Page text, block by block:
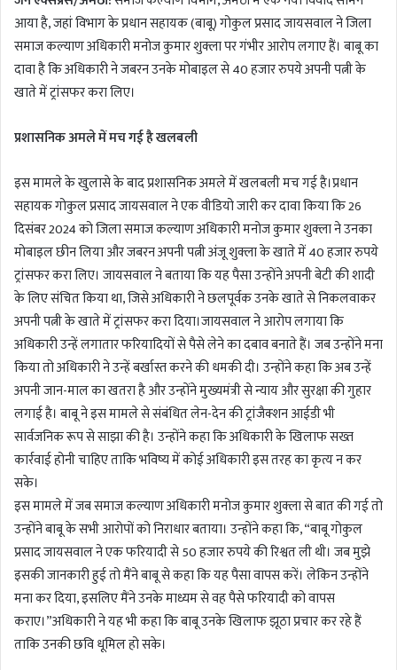
आया है, जहां विभाग के प्रधान सहायक (बाबू) गोकुल प्रसाद जायसवाल ने जिला
समाज कल्याण अधिकारी मनोज कुमार शुक्ला पर गंभीर आरोप लगाए हैं। बाबू का
दावा है कि अधिकारी ने जबरन उनके मोबाइल से 40 हजार रुपये अपनी पत्नी के
खाते में ट्रांसफर करा लिए।
प्रशासनिक अमले में मच गई है खलबली
इस मामले के खुलासे के बाद प्रशासनिक अमले में खलबली मच गई है।प्रधान
सहायक गोकुल प्रसाद जायसवाल ने एक वीडियो जारी कर दावा किया कि 26
दिसंबर 2024 को जिला समाज कल्याण अधिकारी मनोज कुमार शुक्ला ने उनका
मोबाइल छीन लिया और जबरन अपनी पत्नी अंजू शुक्ला के खाते में 40 हजार रुपये
ट्रांसफर करा लिए। जायसवाल ने बताया कि यह पैसा उन्होंने अपनी बेटी की शादी
के लिए संचित किया था, जिसे अधिकारी ने छलपूर्वक उनके खाते से निकलवाकर
अपनी पत्नी के खाते में ट्रांसफर करा दिया।जायसवाल ने आरोप लगाया कि
अधिकारी उन्हें लगातार फरियादियों से पैसे लेने का दबाव बनाते हैं। जब उन्होंने मना
किया तो अधिकारी ने उन्हें बर्खास्त करने की धमकी दी। उन्होंने कहा कि अब उन्हें
अपनी जान-माल का खतरा है और उन्होंने मुख्यमंत्री से न्याय और सुरक्षा की गुहार
लगाई है। बाबू ने इस मामले से संबंधित लेन-देन की ट्रांजैक्शन आईडी भी
सार्वजनिक रूप से साझा की है। उन्होंने कहा कि अधिकारी के खिलाफ सख्त
कार्रवाई होनी चाहिए ताकि भविष्य में कोई अधिकारी इस तरह का कृत्य न कर
सके।
इस मामले में जब समाज कल्याण अधिकारी मनोज कुमार शुक्ला से बात की गई तो
उन्होंने बाबू के सभी आरोपों को निराधार बताया। उन्होंने कहा कि, “बाबू गोकुल
प्रसाद जायसवाल ने एक फरियादी से 50 हजार रुपये की रिश्वत ली थी। जब मुझे
इसकी जानकारी हुई तो मैंने बाबू से कहा कि यह पैसा वापस करें। लेकिन उन्होंने
मना कर दिया, इसलिए मैंने उनके माध्यम से वह पैसे फरियादी को वापस
कराए।”अधिकारी ने यह भी कहा कि बाबू उनके खिलाफ झूठा प्रचार कर रहे हैं
ताकि उनकी छवि धूमिल हो सके।